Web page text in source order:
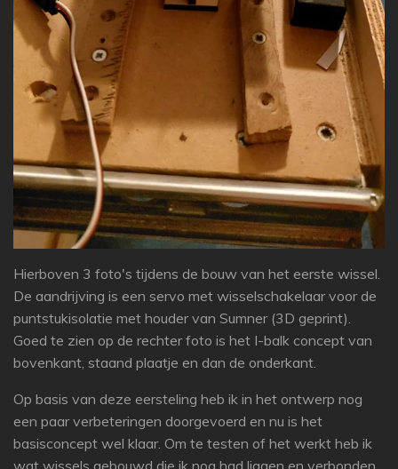
Hierboven 3 foto's tijdens de bouw van het eerste wissel.
De aandrijving is een servo met wisselschakelaar voor de
puntstukisolatie met houder van Sumner (3D geprint).
Goed te zien op de rechter foto is het I-balk concept van
bovenkant, staand plaatje en dan de onderkant.
Op basis van deze eersteling heb ik in het ontwerp nog
een paar verbeteringen doorgevoerd en nu is het
basisconcept wel klaar. Om te testen of het werkt heb ik
wat wissels gebouwd die ik nog had liggen en verbonden